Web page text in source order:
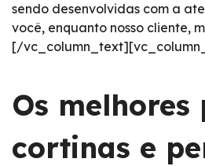
sendo desenvolvidas com a
você, enquanto nosso cliente,
[/
Os melhores
cortinas e